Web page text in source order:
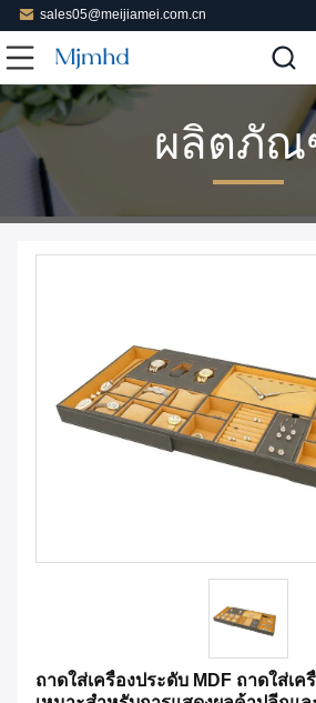
sales05@meijiamei.com.cn
ผลิตภั
ถาดใส่เครื่องประดับ MDF ถาดใส่เค